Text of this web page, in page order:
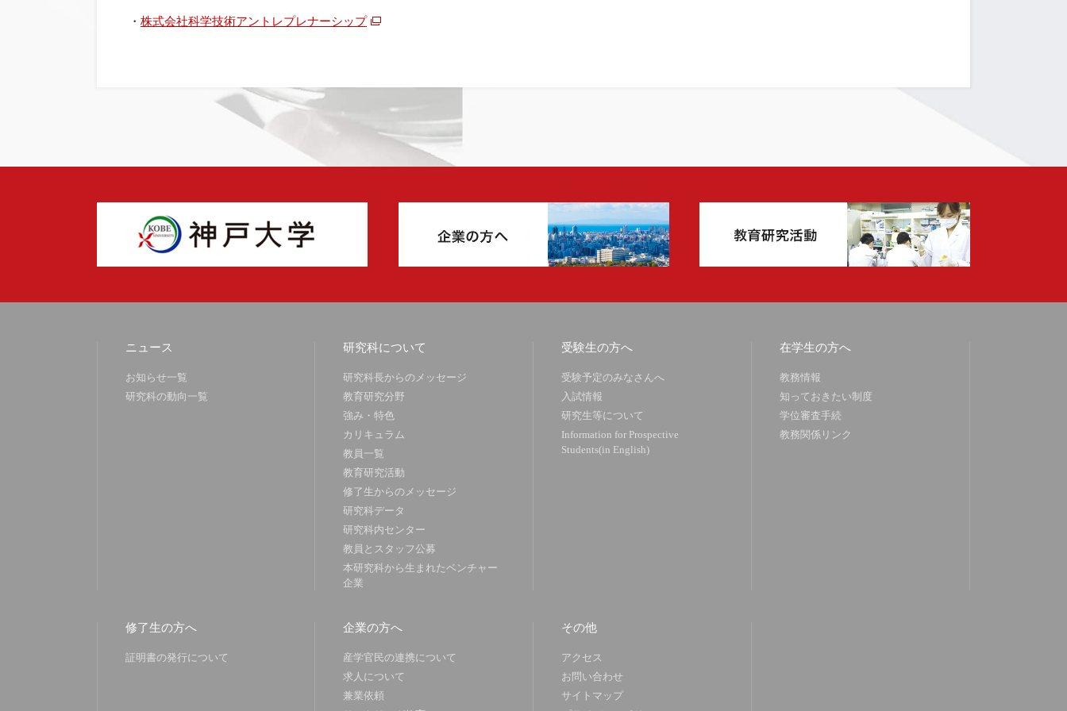
・ 株式会社科学技術アントレプレナーシップ
ニュース
お知らせ一覧
研究科の動向一覧
研究科について
研究科長からのメッセージ
教育研究分野
強み・特色
カリキュラム
教員一覧
教育研究活動
修了生からのメッセージ
研究科データ
研究科内センター
教員とスタッフ公募
本研究科から生まれたベンチャー
企業
受験生の方へ
受験予定のみなさんへ
入試情報
研究生等について
Information for Prospective
Students(in English)
在学生の方へ
教務情報
知っておきたい制度
学位審査手続
教務関係リンク
修了生の方へ
証明書の発行について
企業の方へ
産学官民の連携について
求人について
兼業依頼
その他
アクセス
お問い合わせ
サイトマップ